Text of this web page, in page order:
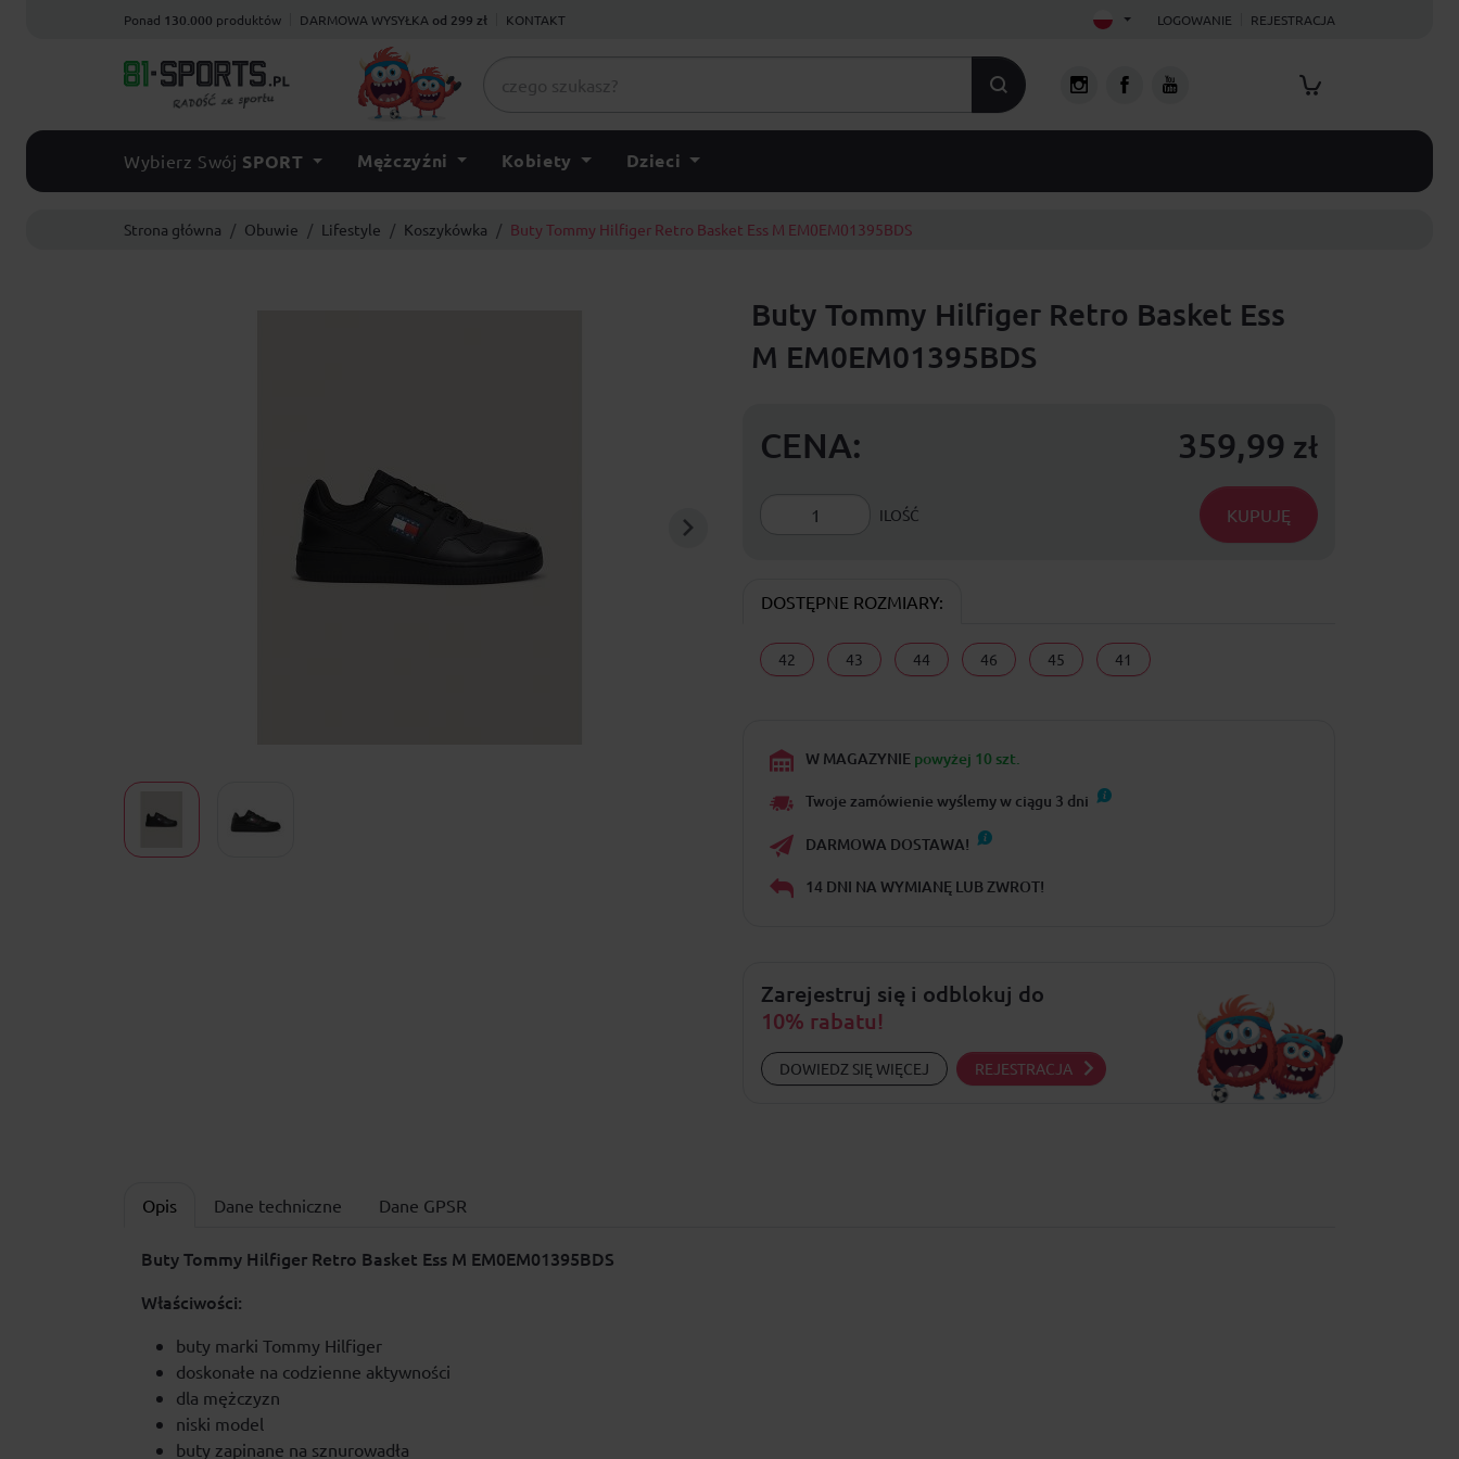
Ponad 130.000 produktów DARMOWA WYSYŁKA od 299 zł KONTAKT LOGOWANIE REJESTRACJA
Wybierz Swój SPORT Mężczyźni Kobiety Dzieci
Strona główna Obuwie Lifestyle Koszykówka Buty Tommy Hilfiger Retro Basket Ess M EM0EM01395BDS
Buty Tommy Hilfiger Retro Basket Ess
M EM0EM01395BDS
CENA: 359,99 zł
ILOŚĆ KUPUJĘ
DOSTĘPNE ROZMIARY:
42 43 44 46 45 41
W MAGAZYNIE powyżej 10 szt.
Twoje zamówienie wyślemy w ciągu 3 dni
DARMOWA DOSTAWA!
14 DNI NA WYMIANĘ LUB ZWROT!
Zarejestruj się i odblokuj do
10% rabatu!
DOWIEDZ SIĘ WIĘCEJ REJESTRACJA
Opis Dane techniczne Dane GPSR
Buty Tommy Hilfiger Retro Basket Ess M EM0EM01395BDS
Właściwości:
buty marki Tommy Hilfiger
doskonałe na codzienne aktywności
dla mężczyzn
niski model
buty zapinane na sznurowadła